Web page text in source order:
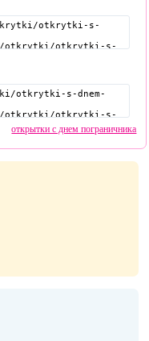
открытки с днем пограничника